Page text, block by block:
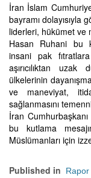
İran İslam
bayramı dolayısıyla
liderleri, hükümet ve
Hasan Ruhani bu
insani pak
aşırıcılıktan
ülkelerinin
ve maneviyat,
sağlanmasını
İran
bu kutlama
Müslümanları için
Published in Rapor